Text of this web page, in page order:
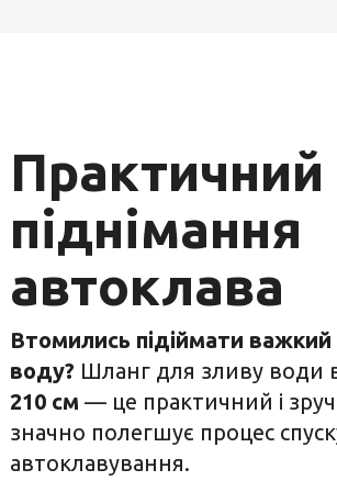
Практичний
піднімання
автоклава
Втомились підіймати
воду? Шланг для зливу води
210 см — це практичний і
значно полегшує процес
автоклавування.